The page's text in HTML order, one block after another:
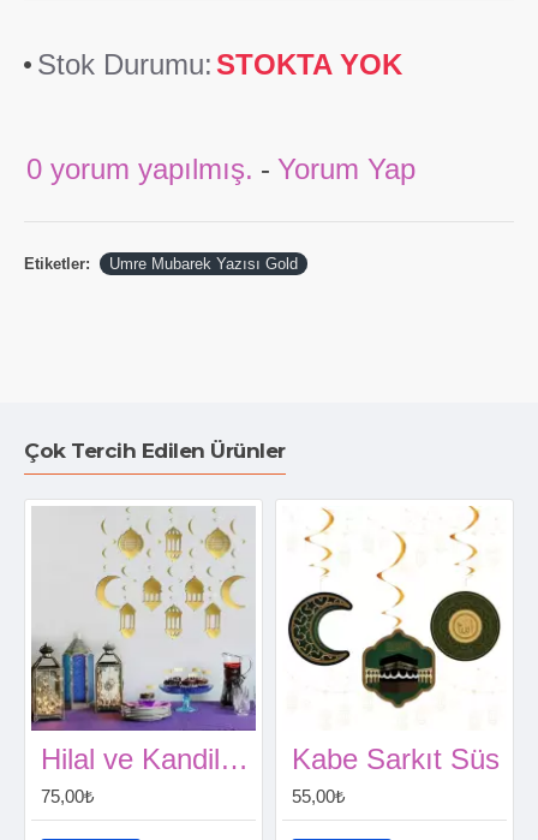
Stok Durumu:STOKTA YOK
0 yorum yapılmış. - Yorum Yap
Etiketler: Umre Mubarek Yazısı Gold
Çok Tercih Edilen Ürünler
Hilal ve Kandil Tavan Süs 10 lu 3D
75,00₺
Kabe Sarkıt Süs
55,00₺